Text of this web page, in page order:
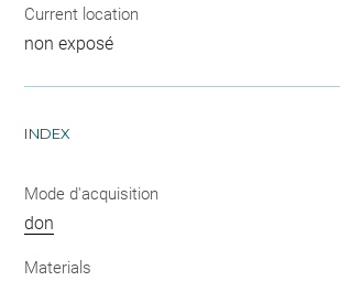
Current location
non exposé
INDEX
Mode d'acquisition
don
Materials